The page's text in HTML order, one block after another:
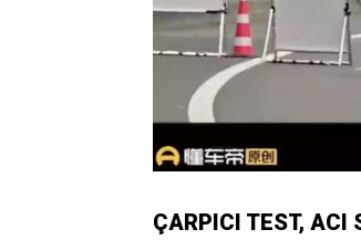
ÇARPICI TEST, ACI